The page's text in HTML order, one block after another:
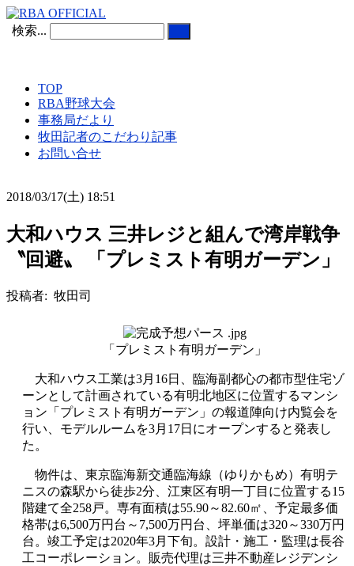
検索...
TOP
RBA野球大会
事務局だより
牧田記者のこだわり記事
お問い合せ
2018/03/17(土) 18:51
大和ハウス 三井レジと組んで湾岸戦争
〝回避〟 「プレミスト有明ガーデン」
投稿者: 牧田司
「プレミスト有明ガーデン」
大和ハウス工業は3月16日、臨海副都心の都市型住宅ゾ
ーンとして計画されている有明北地区に位置するマンシ
ョン「プレミスト有明ガーデン」の報道陣向け内覧会を
行い、モデルルームを3月17日にオープンすると発表し
た。
物件は、東京臨海新交通臨海線（ゆりかもめ）有明テ
ニスの森駅から徒歩2分、江東区有明一丁目に位置する15
階建て全258戸。専有面積は55.90～82.60㎡、予定最多価
格帯は6,500万円台～7,500万円台、坪単価は320～330万円
台。竣工予定は2020年3月下旬。設計・施工・監理は長谷
工コーポレーション。販売代理は三井不動産レジデンシ